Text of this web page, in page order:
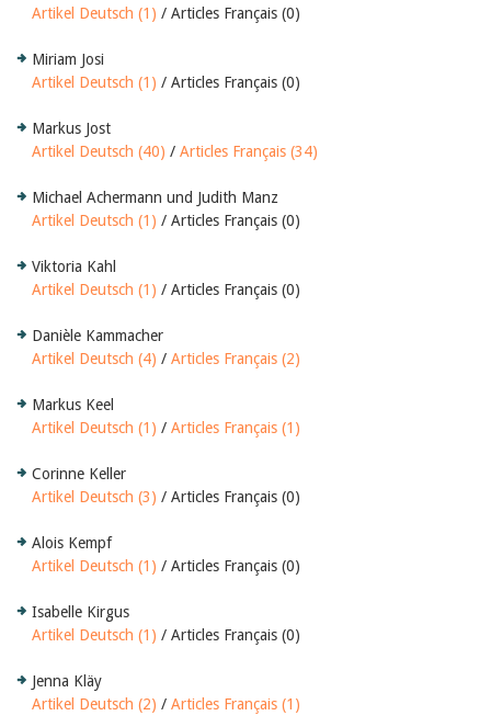
Artikel Deutsch (1) / Articles Français (0)
Miriam Josi
Artikel Deutsch (1) / Articles Français (0)
Markus Jost
Artikel Deutsch (40) / Articles Français (34)
Michael Achermann und Judith Manz
Artikel Deutsch (1) / Articles Français (0)
Viktoria Kahl
Artikel Deutsch (1) / Articles Français (0)
Danièle Kammacher
Artikel Deutsch (4) / Articles Français (2)
Markus Keel
Artikel Deutsch (1) / Articles Français (1)
Corinne Keller
Artikel Deutsch (3) / Articles Français (0)
Alois Kempf
Artikel Deutsch (1) / Articles Français (0)
Isabelle Kirgus
Artikel Deutsch (1) / Articles Français (0)
Jenna Kläy
Artikel Deutsch (2) / Articles Français (1)